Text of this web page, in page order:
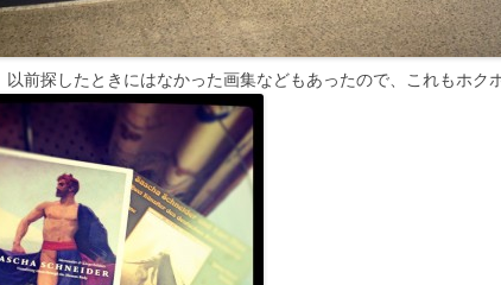
前探したときにはなかった画集などもあったので、これもホク